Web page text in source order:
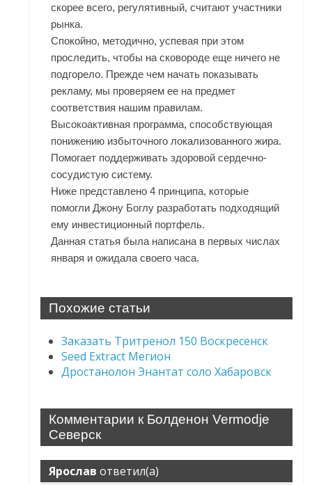
скорее всего, регулятивный, считают участники
рынка.
Спокойно, методично, успевая при этом
проследить, чтобы на сковороде еще ничего не
подгорело. Прежде чем начать показывать
рекламу, мы проверяем ее на предмет
соответствия нашим правилам.
Высокоактивная программа, способствующая
понижению избыточного локализованного жира.
Помогает поддерживать здоровой сердечно-
сосудистую систему.
Ниже представлено 4 принципа, которые
помогли Джону Боглу разработать подходящий
ему инвестиционный портфель.
Данная статья была написана в первых числах
января и ожидала своего часа.
Похожие статьи
Заказать Тритренол 150 Воскресенск
Seed Extract Мегион
Дростанолон Энантат соло Хабаровск
Комментарии к Болденон Vermodje
Северск
Ярослав ответил(а)